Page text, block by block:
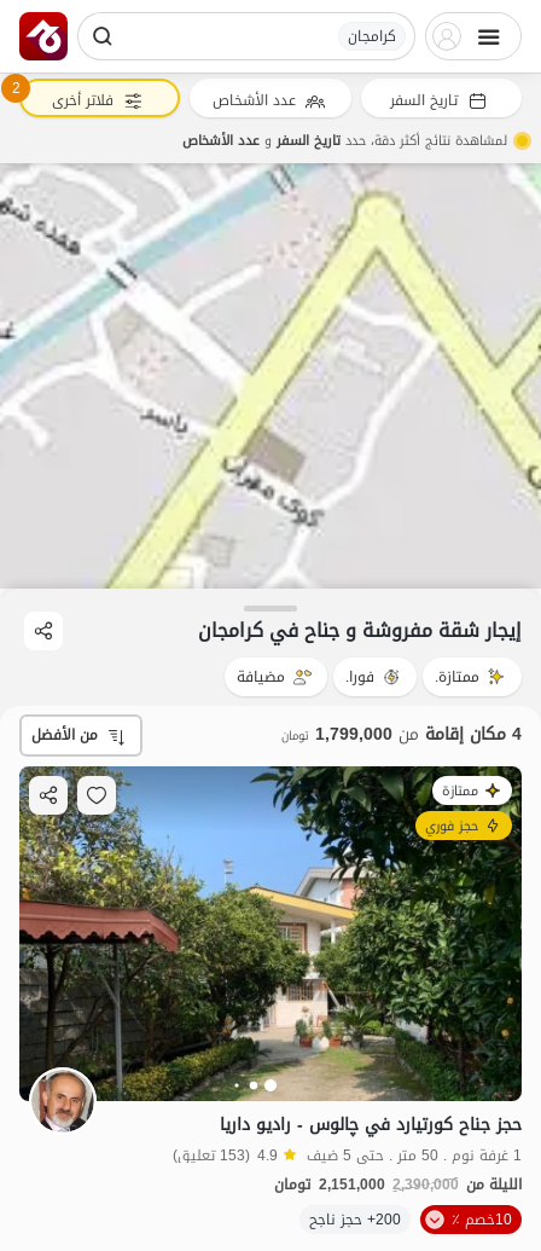
کرامجان
إيجار شقة مفروشة و جناح في کرامجان
ممتازة. فورا. مضيافة
4 مكان إقامة من 1,799,000 تومان من الأفضل
ممتازة
حجز فوري
حجز جناح كورتيارد في چالوس - راديو داريا
1 غرفة نوم . 50 متر . حتى 5 ضيف 4.9 (153 تعليق)
الليلة من 2,390,000
2,151,000 تومان
10خصم ٪
200+ حجز ناجح
تاريخ السفر عدد الأشخاص 2 فلاتر أخرى
لمشاهدة نتائج أكثر دقة، حددتاريخ السفروعدد الأشخاص